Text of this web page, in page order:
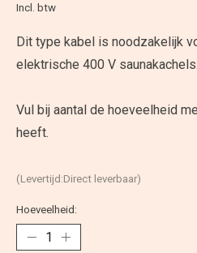
Incl. btw
Dit type kabel is noodzakelijk
elektrische 400 V saunakachels.
Vul bij aantal de hoeveelheid
heeft.
(Levertijd:Direct leverbaar)
Hoeveelheid: